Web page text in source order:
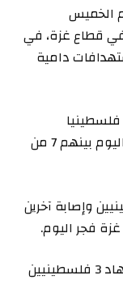
الخميس
في قطاع غزة، في
دامية
وقالت مصادر في مستشفيات غزة إن 21 فلسطينيا
استشهدوا بنيران جيش الاحتلال منذ فجر اليوم بينهم 7 من
باستشهاد 8 فلسطينيين وإصابة آخرين
فجر اليوم.
وأكد مصدر في مستشفى الشفاء استشهاد 3 فلسطينيين